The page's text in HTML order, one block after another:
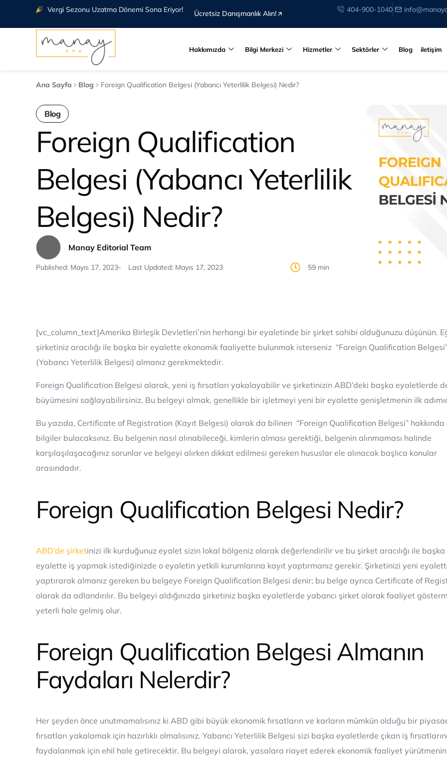
Vergi Sezonu Uzatma Dönemi Sona Eriyor! Ücretsiz Danışmanlık Alın! 404-900-1040
Hakkımızda Bilgi Merkezi Hizmetler Sektörler Blog iletişim
Ana Sayfa Blog Foreign Qualification Belgesi (Yabancı Yeterlilik Belgesi) Nedir?
Blog
Foreign Qualification
Belgesi (Yabancı Yeterlilik
Belgesi) Nedir?
Manay Editorial Team
Published: Mayıs 17, 2023 Last Updated: Mayıs 17, 2023 59 min
[vc_column_text]Amerika Birleşik Devletleri’nin herhangi bir eyaletinde bir şirket sahibi olduğunuzu düşünün.
şirketiniz aracılığı ile başka bir eyalette ekonomik faaliyette bulunmak isterseniz “Foreign Qualification
(Yabancı Yeterlilik Belgesi) almanız gerekmektedir.
Foreign Qualification Belgesi alarak, yeni iş fırsatları yakalayabilir ve şirketinizin ABD’deki başka eyaletlerde
büyümesini sağlayabilirsiniz. Bu belgeyi almak, genellikle bir işletmeyi yeni bir eyalette genişletmenin ilk
Bu yazıda, Certificate of Registration (Kayıt Belgesi) olarak da bilinen “Foreign Qualification Belgesi” hakkında
bilgiler bulacaksınız. Bu belgenin nasıl alınabileceği, kimlerin alması gerektiği, belgenin alınmaması halinde
karşılaşılaşacağınız sorunlar ve belgeyi alırken dikkat edilmesi gereken hususlar ele alınacak başlıca konular
arasındadır.
Foreign Qualification Belgesi Nedir?
ABD’de şirketinizi ilk kurduğunuz eyalet sizin lokal bölgeniz olarak değerlendirilir ve bu şirket aracılığı ile
eyalette iş yapmak istediğinizde o eyaletin yetkili kurumlarına kayıt yaptırmanız gerekir. Şirketinizi yeni
yaptırarak almanız gereken bu belgeye Foreign Qualification Belgesi denir; bu belge ayrıca Certificate of
olarak da adlandırılır. Bu belgeyi aldığınızda şirketiniz başka eyaletlerde yabancı şirket olarak faaliyet
yeterli hale gelmiş olur.
Foreign Qualification Belgesi Almanın
Faydaları Nelerdir?
Her şeyden önce unutmamalısınız ki ABD gibi büyük ekonomik fırsatların ve karların mümkün olduğu bir
fırsatları yakalamak için hazırlıklı olmalısınız. Yabancı Yeterlilik Belgesi sizi başka eyaletlerde çıkan iş
faydalanmak için ehil hale getirecektir. Bu belgeyi alarak, yasalara riayet ederek ekonomik faaliyet